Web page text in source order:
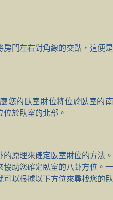
門左右對角線的交點，這便是
您的臥室財位將位於臥室的南
於臥室的北部。
原理來確定臥室財位的方法。
協助您確定臥室的八卦方位。一
可以根據以下方位來尋找您的臥